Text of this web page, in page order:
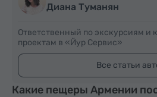
Какие пещеры Армении
Диана Туманян
Ответственный по экскурсиям и
проектам в «Йур Сервис»
Все статьи